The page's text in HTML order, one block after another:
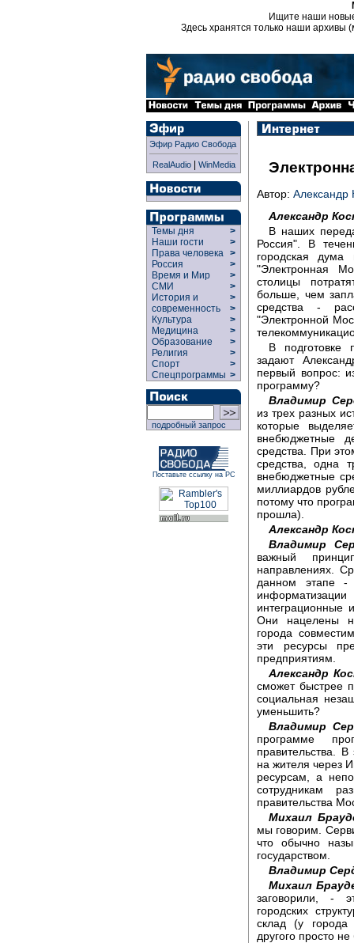
Ищите наши
Здесь хранятся только наши архивы
Эфир Радио Свобода
RealAudio| WinMedia
Темы дня
>
Наши гости
>
Права человека >
Россия
>
Время и Мир
>
СМИ
>
История и
современность
>
>
Культура
>
Медицина
>
Образование
>
Религия
>
Спорт
>
Спецпрограммы >
подробный запрос
Поставьте ссылку на РС
Автор: Александр
Александр
В наших
Россия". В
городская
"Электронная
столицы
больше, чем
средства -
"Электронной
В подготовке
задают
первый вопрос:
программу?
Владимир
из трех разных
которые
внебюджетные
средства. При
средства, одна
внебюджетные
миллиардов
потому что
прошла).
Александр
Владимир
важный
направлениях.
данном этапе -
Они нацелены
города
эти ресурсы
предприятиям.
Александр
сможет быстрее
социальная
уменьшить?
Владимир
программе
правительства.
на жителя через
ресурсам, а
сотрудникам
правительства
Михаил
мы говорим.
что обычно
государством.
Владимир
Михаил
заговорили, -
городских
склад (у
другого просто не